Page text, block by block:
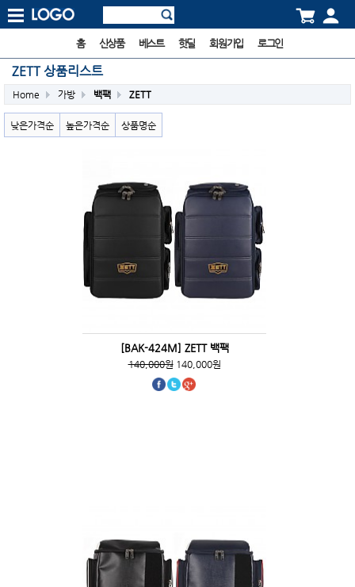
홈 신상품 베스트 핫딜 회원가입 로그인
ZETT 상품리스트
Home 가방 백팩 ZETT
낮은가격순 높은가격순 상품명순
[BAK-424M] ZETT 백팩
140,000원140,000원